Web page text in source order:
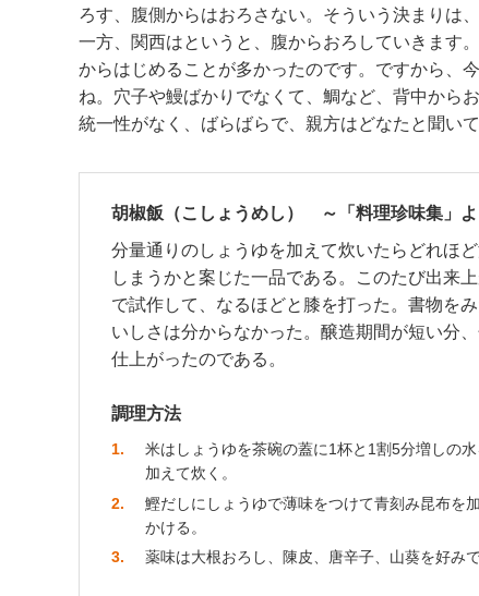
ろす、腹側からはおろさない。そういう決まりは
一方、関西はというと、腹からおろしていきます
からはじめることが多かったのです。ですから、
ね。穴子や鰻ばかりでなくて、鯛など、背中から
統一性がなく、ばらばらで、親方はどなたと聞い
胡椒飯（こしょうめし） ～「料理珍味集」
分量通りのしょうゆを加えて炊いたらどれほ
しまうかと案じた一品である。このたび出来
で試作して、なるほどと膝を打った。書物を
いしさは分からなかった。醸造期間が短い分
仕上がったのである。
調理方法
1
米はしょうゆを茶碗の蓋に1杯と1割5分増しの
加えて炊く。
2
鰹だしにしょうゆで薄味をつけて青刻み昆布を
かける。
3
薬味は大根おろし、陳皮、唐辛子、山葵を好みで